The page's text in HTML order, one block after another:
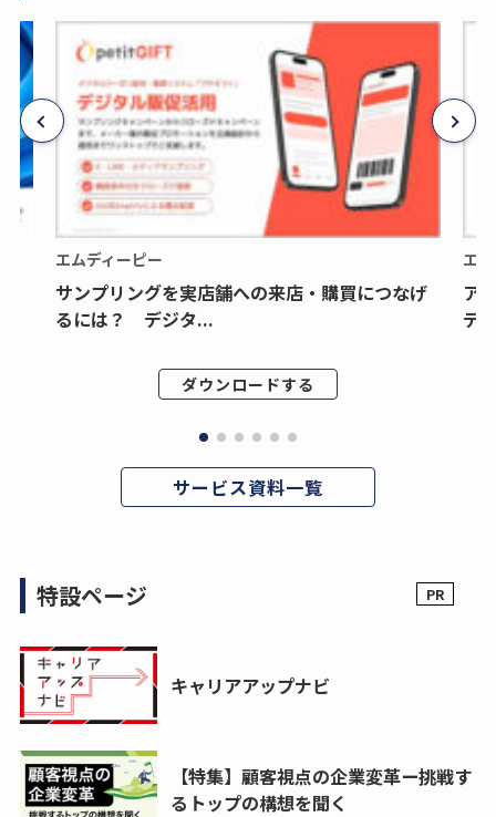
エムディーピー
サンプリングを実店舗への来店・購買につなげ
るには？ デジタ...
ダウンロードする
エ
ア
デ
サービス資料一覧
特設ページ
キャリアアップナビ
【特集】顧客視点の企業変革ー挑戦す
るトップの構想を聞く